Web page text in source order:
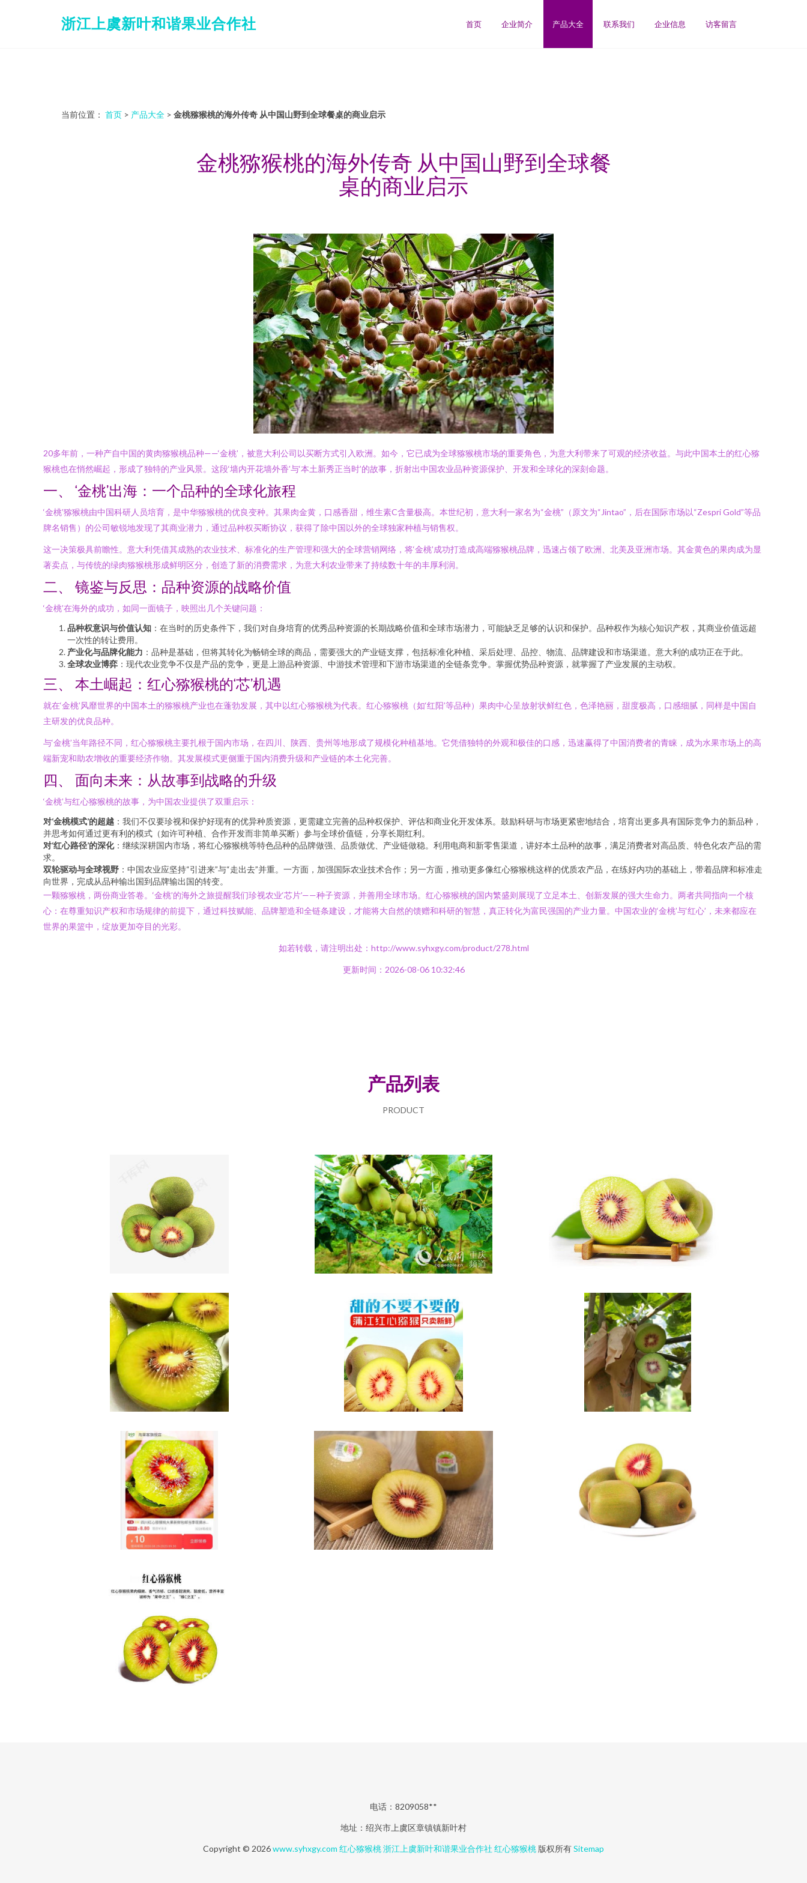
浙江上虞新叶和谐果业合作社 首页 企业简介 产品大全 联系我们 企业信息 访客留言
当前位置： 首页 > 产品大全 > 金桃猕猴桃的海外传奇 从中国山野到全球餐桌的商业启示
金桃猕猴桃的海外传奇 从中国山野到全球餐
桌的商业启示
20多年前，一种产自中国的黄肉猕猴桃品种——‘金桃’，被意大利公司以买断方式引入欧洲。如今，它已成为全球猕猴桃市场的重要角色，为意大利带来了可观的经济收益。与此中国本土的红心猕
猴桃也在悄然崛起，形成了独特的产业风景。这段‘墙内开花墙外香’与‘本土新秀正当时’的故事，折射出中国农业品种资源保护、开发和全球化的深刻命题。
一、 ‘金桃’出海：一个品种的全球化旅程
‘金桃’猕猴桃由中国科研人员培育，是中华猕猴桃的优良变种。其果肉金黄，口感香甜，维生素C含量极高。本世纪初，意大利一家名为“金桃”（原文为“Jintao”，后在国际市场以“Zespri Gold”等品
牌名销售）的公司敏锐地发现了其商业潜力，通过品种权买断协议，获得了除中国以外的全球独家种植与销售权。
这一决策极具前瞻性。意大利凭借其成熟的农业技术、标准化的生产管理和强大的全球营销网络，将‘金桃’成功打造成高端猕猴桃品牌，迅速占领了欧洲、北美及亚洲市场。其金黄色的果肉成为显
著卖点，与传统的绿肉猕猴桃形成鲜明区分，创造了新的消费需求，为意大利农业带来了持续数十年的丰厚利润。
二、 镜鉴与反思：品种资源的战略价值
‘金桃’在海外的成功，如同一面镜子，映照出几个关键问题：
品种权意识与价值认知 ：在当时的历史条件下，我们对自身培育的优秀品种资源的长期战略价值和全球市场潜力，可能缺乏足够的认识和保护。品种权作为核心知识产权，其商业价值远超
一次性的转让费用。
产业化与品牌化能力 ：品种是基础，但将其转化为畅销全球的商品，需要强大的产业链支撑，包括标准化种植、采后处理、品控、物流、品牌建设和市场渠道。意大利的成功正在于此。
全球农业博弈 ：现代农业竞争不仅是产品的竞争，更是上游品种资源、中游技术管理和下游市场渠道的全链条竞争。掌握优势品种资源，就掌握了产业发展的主动权。
三、 本土崛起：红心猕猴桃的‘芯’机遇
就在‘金桃’风靡世界的中国本土的猕猴桃产业也在蓬勃发展，其中以红心猕猴桃为代表。红心猕猴桃（如‘红阳’等品种）果肉中心呈放射状鲜红色，色泽艳丽，甜度极高，口感细腻，同样是中国自
主研发的优良品种。
与‘金桃’当年路径不同，红心猕猴桃主要扎根于国内市场，在四川、陕西、贵州等地形成了规模化种植基地。它凭借独特的外观和极佳的口感，迅速赢得了中国消费者的青睐，成为水果市场上的高
端新宠和助农增收的重要经济作物。其发展模式更侧重于国内消费升级和产业链的本土化完善。
四、 面向未来：从故事到战略的升级
‘金桃’与红心猕猴桃的故事，为中国农业提供了双重启示：
对‘金桃模式’的超越 ：我们不仅要珍视和保护好现有的优异种质资源，更需建立完善的品种权保护、评估和商业化开发体系。鼓励科研与市场更紧密地结合，培育出更多具有国际竞争力的新品种，
并思考如何通过更有利的模式（如许可种植、合作开发而非简单买断）参与全球价值链，分享长期红利。
对‘红心路径’的深化：继续深耕国内市场，将红心猕猴桃等特色品种的品牌做强、品质做优、产业链做稳。利用电商和新零售渠道，讲好本土品种的故事，满足消费者对高品质、特色化农产品的需
求。
双轮驱动与全球视野 ：中国农业应坚持“引进来”与“走出去”并重。一方面，加强国际农业技术合作；另一方面，推动更多像红心猕猴桃这样的优质农产品，在练好内功的基础上，带着品牌和标准走
向世界，完成从品种输出国到品牌输出国的转变。
一颗猕猴桃，两份商业答卷。‘金桃’的海外之旅提醒我们珍视农业‘芯片’——种子资源，并善用全球市场。红心猕猴桃的国内繁盛则展现了立足本土、创新发展的强大生命力。两者共同指向一个核
心：在尊重知识产权和市场规律的前提下，通过科技赋能、品牌塑造和全链条建设，才能将大自然的馈赠和科研的智慧，真正转化为富民强国的产业力量。中国农业的‘金桃’与‘红心’，未来都应在
世界的果篮中，绽放更加夺目的光彩。
如若转载，请注明出处：http://www.syhxgy.com/product/278.html
更新时间：2026-08-06 10:32:46
产品列表
PRODUCT
电话：8209058**
地址：绍兴市上虞区章镇镇新叶村
Copyright © 2026www.syhxgy.com 红心猕猴桃浙江上虞新叶和谐果业合作社 红心猕猴桃 版权所有Sitemap